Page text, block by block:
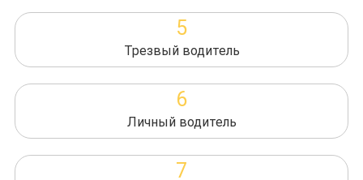
5
Трезвый водитель
6
Личный водитель
7